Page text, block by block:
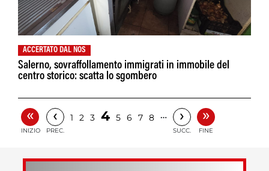
ACCERTATO DAL NOS
Salerno, sovraffollamento immigrati in immobile del
centro storico: scatta lo sgombero
«
INIZIO
‹
PREC.
1 2 3 4 5 6 7 8 … ›
SUCC.
»
FINE